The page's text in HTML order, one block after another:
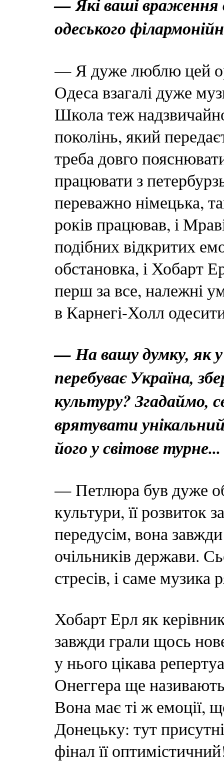
— Які ваші враження
одеського
— Я дуже люблю цей
Одеса взагалі дуже
Школа теж
поколінь, який
треба довго
працювати з
переважно німецька,
років працював, і
подібних відкритих
обстановка, і Хобарт
перш за все, належні
в Карнегі-Холл
— На вашу думку, як у
перебуває Україна,
культуру? Згадаймо,
врятувати
його у світове турне...
— Петлюра був дуже
культури, її розвиток
передусім, вона
очільників держави.
стресів, і саме музика
Хобарт Ерл як
завжди грали щось
у нього цікава
Онеггера ще
Вона має ті ж емоції,
Донецьку: тут
фінал її